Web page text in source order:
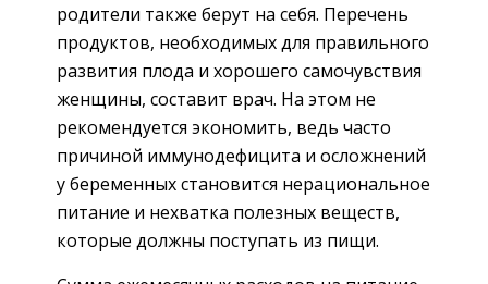
родители также берут на себя. Перечень
продуктов, необходимых для правильного
развития плода и хорошего самочувствия
женщины, составит врач. На этом не
рекомендуется экономить, ведь часто
причиной иммунодефицита и осложнений
у беременных становится нерациональное
питание и нехватка полезных веществ,
которые должны поступать из пищи.